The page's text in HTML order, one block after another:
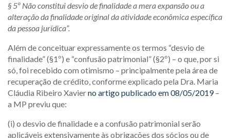
§ 5º Não constitui desvio de finalidade a mera expansão ou a
alteração da finalidade original da atividade econômica específica
da pessoa jurídica”.
Além de conceituar expressamente os termos “desvio de
finalidade” (§1º) e “confusão patrimonial” (§2º) – o que, por si
só, foi recebido com otimismo – principalmente pela área de
recuperação de crédito, conforme explicado pela Dra. Maria
Cláudia Ribeiro Xavierno artigo publicado em 08/05/2019–
a MP previu que:
(i) o desvio de finalidade e a confusão patrimonial serão
aplicáveis extensivamente às obrigações dos sócios ou de